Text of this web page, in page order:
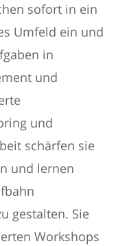
sofort in ein
Umfeld ein und
in
und
und
schärfen sie
und lernen
gestalten. Sie
Workshops